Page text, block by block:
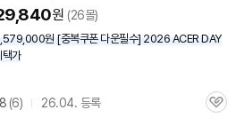
원 (26몰)
원 [중복쿠폰 다운필수] 2026 ACER DAY
가
(상
6) 26.04. 등록
관